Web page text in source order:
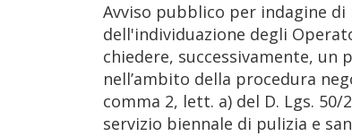
Avviso pubblico per indagine
dell'individuazione degli
chiedere, successivamente, un
nell’ambito della procedura
comma 2, lett. a) del D. Lgs. 50/
servizio biennale di pulizia e